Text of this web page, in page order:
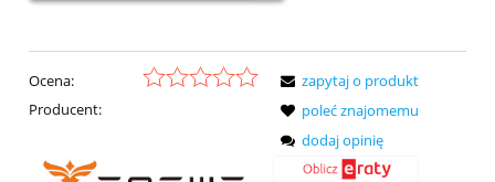
Ocena:
Producent:
zapytaj o produkt
poleć znajomemu
dodaj opinię